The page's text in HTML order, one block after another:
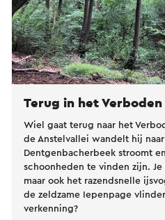
Terug in het Verboden
Wiel gaat terug naar het
de Anstelvallei wandelt hij
Dentgenbacherbeek stroomt
schoonheden te vinden zijn.
maar ook het razendsnelle
de zeldzame Iepenpage
verkenning?